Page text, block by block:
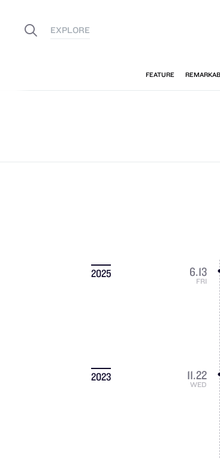
2025 6.13
FRI
2023 11.22
WED